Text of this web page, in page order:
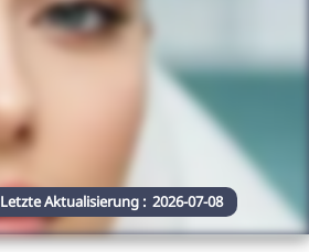
Letzte Aktualisierung : 2026-07-08